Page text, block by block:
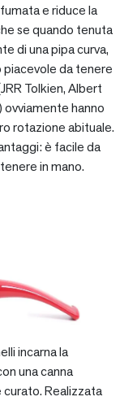
e riduce la
se quando tenuta
di una pipa curva,
piacevole da tenere
Tolkien, Albert
ovviamente hanno
rotazione abituale.
è facile da
in mano.
incarna la
una canna
Realizzata